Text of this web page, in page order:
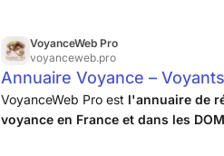
VoyanceWeb Pro
voyanceweb.pro
Annuaire Voyance –
VoyanceWeb Pro est l'annuaire de
voyance en France et dans les